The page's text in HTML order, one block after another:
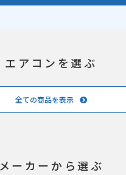
エアコンを選ぶ
全ての商品を表示
メーカーから選ぶ